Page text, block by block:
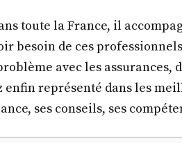
toute la France, il
besoin de ces professionnels
avec les assurances,
représenté dans les
ses conseils, ses